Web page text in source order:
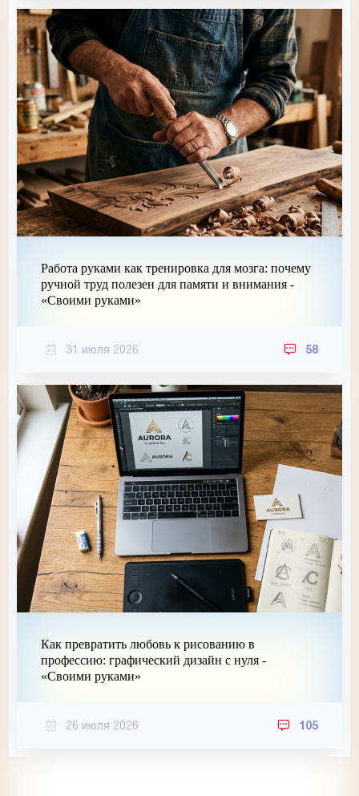
Работа руками как тренировка для мозга: почему
ручной труд полезен для памяти и внимания -
«Своими руками»
31 июля 2026 58
Как превратить любовь к рисованию в
профессию: графический дизайн с нуля -
«Своими руками»
26 июля 2026 105